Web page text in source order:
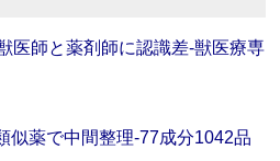
医師と薬剤師に認識差‐獣医療専
似薬で中間整理‐77成分1042品